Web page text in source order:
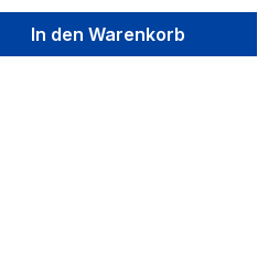
Gib den
In den Warenkorb